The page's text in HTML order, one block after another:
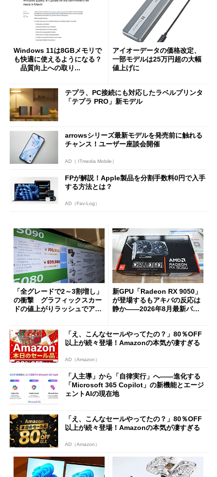
Windows 11は8GBメモリで
も快適に使えるようになる？
品質向上への取り...
アイオーデータの価格改定、
一部モデルは25万円超の大幅
値上げに
テプラ、PC接続にも対応したラベルプリンタ
「テプラ PRO」新モデル
arrowsシリーズ最新モデルを発売前に触れる
チャンス！ユーザー座談会開催
AD（ ITmedia Mobile）
FPが解説！Apple製品を分割手数料0円で入手
する方法とは？
AD（Fav-Log）
「全グレードで2～3割増し」
の衝撃 グラフィックスカー
ドの値上がりラッシュでアキ
新GPU「Radeon RX 9050」
が登場するもアキバの反応は
静か――2026年8月最新パー
「え、こんなセールやってたの？」80％OFF
以上が続々登場！Amazonの本気が凄すぎる
AD（Amazon）
「人主導」から「自律実行」へ――進化する
「Microsoft 365 Copilot」の新機能とエージ
ェントAIの現在地
「え、こんなセールやってたの？」80％OFF
以上が続々登場！Amazonの本気が凄すぎる
AD（Amazon）